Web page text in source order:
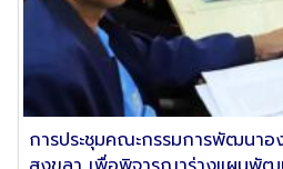
การประชุมคณะกรรมการพัฒนาอ